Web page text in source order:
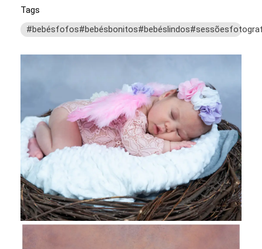
Tags